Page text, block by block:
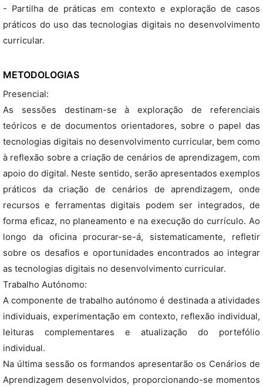
- Partilha de práticas em contexto e exploração de casos
práticos do uso das tecnologias digitais no desenvolvimento
curricular.
METODOLOGIAS
Presencial:
As sessões destinam-se à exploração de referenciais
teóricos e de documentos orientadores, sobre o papel das
tecnologias digitais no desenvolvimento curricular, bem como
à reflexão sobre a criação de cenários de aprendizagem, com
apoio do digital. Neste sentido, serão apresentados exemplos
práticos da criação de cenários de aprendizagem, onde
recursos e ferramentas digitais podem ser integrados, de
forma eficaz, no planeamento e na execução do currículo. Ao
longo da oficina procurar-se-á, sistematicamente, refletir
sobre os desafios e oportunidades encontrados ao integrar
as tecnologias digitais no desenvolvimento curricular.
Trabalho Autónomo:
A componente de trabalho autónomo é destinada a atividades
individuais, experimentação em contexto, reflexão individual,
leituras complementares e atualização do portefólio
individual.
Na última sessão os formandos apresentarão os Cenários de
Aprendizagem desenvolvidos, proporcionando-se momentos